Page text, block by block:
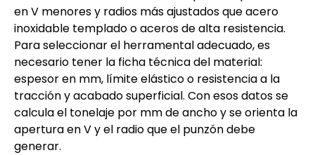
en V menores y radios más ajustados que acero
inoxidable templado o aceros de alta resistencia.
Para seleccionar el herramental adecuado, es
necesario tener la ficha técnica del material:
espesor en mm, límite elástico o resistencia a la
tracción y acabado superficial. Con esos datos se
calcula el tonelaje por mm de ancho y se orienta la
apertura en V y el radio que el punzón debe
generar.